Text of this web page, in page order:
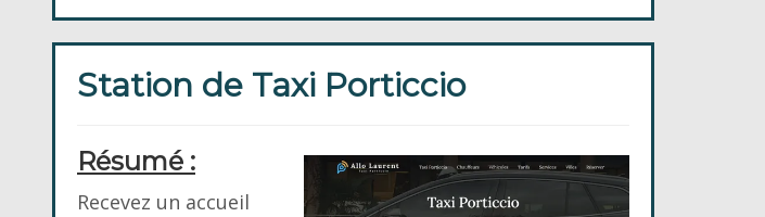
Station de Taxi Porticcio
Résumé :
Recevez un accueil